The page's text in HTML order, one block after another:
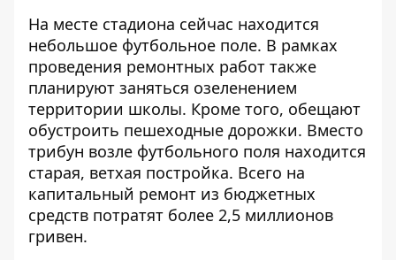
На месте стадиона сейчас находится
небольшое футбольное поле. В рамках
проведения ремонтных работ также
планируют заняться озеленением
территории школы. Кроме того, обещают
обустроить пешеходные дорожки. Вместо
трибун возле футбольного поля находится
старая, ветхая постройка. Всего на
капитальный ремонт из бюджетных
средств потратят более 2,5 миллионов
гривен.